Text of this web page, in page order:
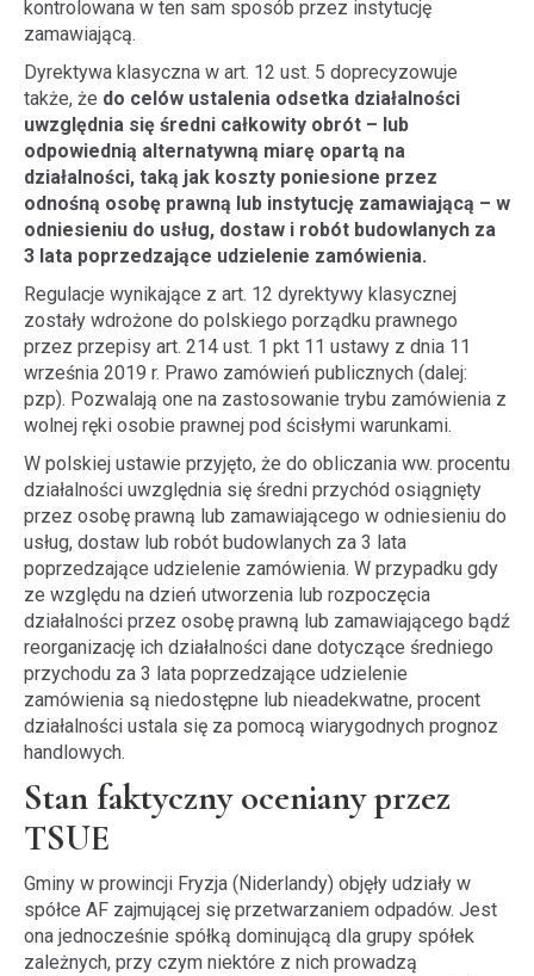
kontrolowana w ten sam sposób przez instytucję
zamawiającą.
Dyrektywa klasyczna w art. 12 ust. 5 doprecyzowuje
także, że do celów ustalenia odsetka działalności
uwzględnia się średni całkowity obrót – lub
odpowiednią alternatywną miarę opartą na
działalności, taką jak koszty poniesione przez
odnośną osobę prawną lub instytucję zamawiającą – w
odniesieniu do usług, dostaw i robót budowlanych za
3 lata poprzedzające udzielenie zamówienia.
Regulacje wynikające z art. 12 dyrektywy klasycznej
zostały wdrożone do polskiego porządku prawnego
przez przepisy art. 214 ust. 1 pkt 11 ustawy z dnia 11
września 2019 r. Prawo zamówień publicznych (dalej:
pzp). Pozwalają one na zastosowanie trybu zamówienia z
wolnej ręki osobie prawnej pod ścisłymi warunkami.
W polskiej ustawie przyjęto, że do obliczania ww. procentu
działalności uwzględnia się średni przychód osiągnięty
przez osobę prawną lub zamawiającego w odniesieniu do
usług, dostaw lub robót budowlanych za 3 lata
poprzedzające udzielenie zamówienia. W przypadku gdy
ze względu na dzień utworzenia lub rozpoczęcia
działalności przez osobę prawną lub zamawiającego bądź
reorganizację ich działalności dane dotyczące średniego
przychodu za 3 lata poprzedzające udzielenie
zamówienia są niedostępne lub nieadekwatne, procent
działalności ustala się za pomocą wiarygodnych prognoz
handlowych.
Stan faktyczny oceniany przez
TSUE
Gminy w prowincji Fryzja (Niderlandy) objęły udziały w
spółce AF zajmującej się przetwarzaniem odpadów. Jest
ona jednocześnie spółką dominującą dla grupy spółek
zależnych, przy czym niektóre z nich prowadzą